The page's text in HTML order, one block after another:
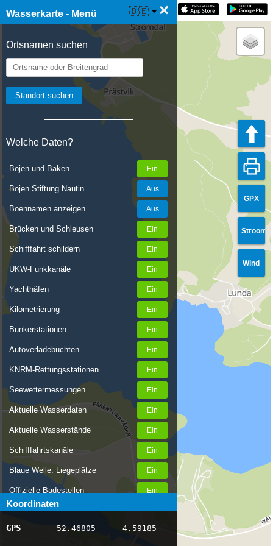
Wasserkarte - Menü ×
Ortsnamen suchen
Welche Daten?
Bojen und Baken
Bojen Stiftung Nautin
Boennamen anzeigen
Brücken und Schleusen
Schifffahrt schildern
UKW-Funkkanäle
Yachthäfen
Kilometrierung
Bunkerstationen
Autoverladebuchten
KNRM-Rettungsstationen
Seewettermessungen
Aktuelle Wasserdaten
Aktuelle Wasserstände
Schifffahrtskanäle
Blaue Welle: Liegeplätze
Offizielle Badestellen
Nachrichten Binnenschifffahrt
AIS-Schiffspositionen
Koordinaten
GPS 52.46805 4.59185
☰ Wasserkarte Live 🇩🇪
GPX
Stroom
Wind